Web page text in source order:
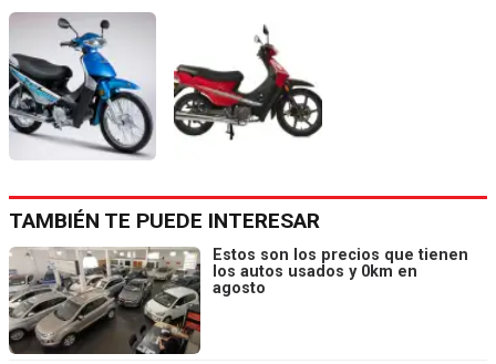
TAMBIÉN TE PUEDE INTERESAR
Estos son los precios que tienen
los autos usados y 0km en
agosto